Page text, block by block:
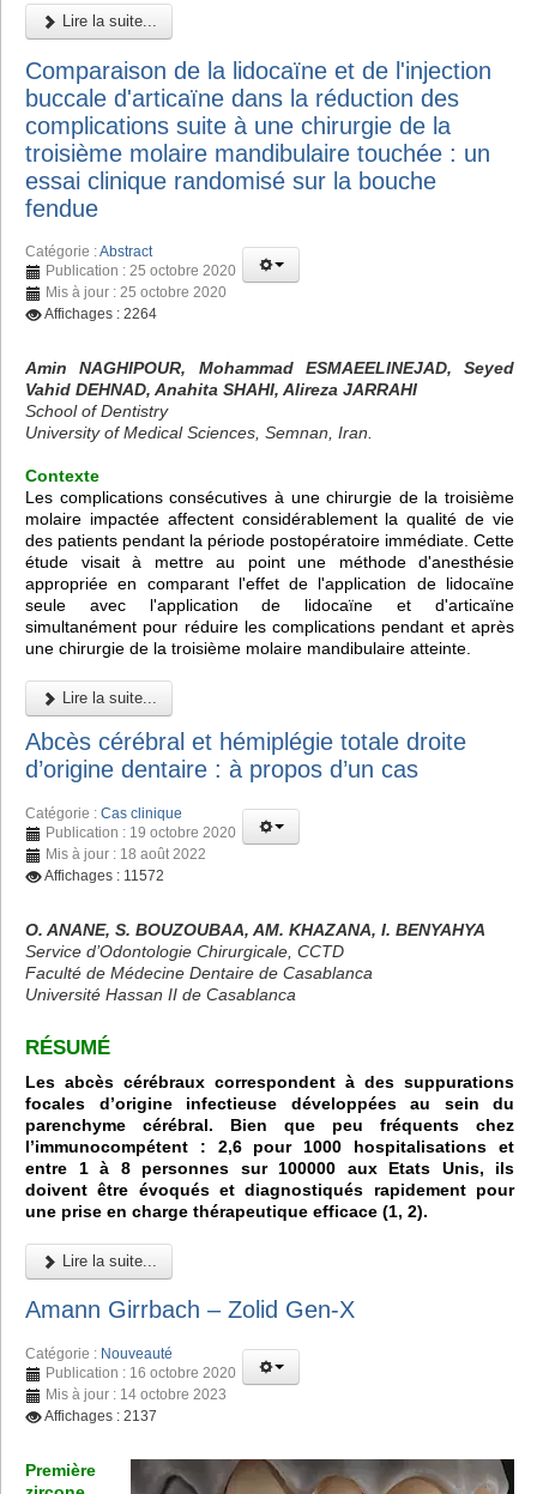
Lire la suite...
Comparaison de la lidocaïne et de l'injection
buccale d'articaïne dans la réduction des
complications suite à une chirurgie de la
troisième molaire mandibulaire touchée : un
essai clinique randomisé sur la bouche
fendue
Catégorie :Abstract
Publication : 25 octobre 2020
Mis à jour : 25 octobre 2020
Affichages : 2264
Amin NAGHIPOUR, Mohammad ESMAEELINEJAD, Seyed
Vahid DEHNAD, Anahita SHAHI, Alireza JARRAHI
School of Dentistry
University of Medical Sciences, Semnan, Iran.
Contexte
Les complications consécutives à une chirurgie de la troisième
molaire impactée affectent considérablement la qualité de vie
des patients pendant la période postopératoire immédiate. Cette
étude visait à mettre au point une méthode d'anesthésie
appropriée en comparant l'effet de l'application de lidocaïne
seule avec l'application de lidocaïne et d'articaïne
simultanément pour réduire les complications pendant et après
une chirurgie de la troisième molaire mandibulaire atteinte.
Lire la suite...
Abcès cérébral et hémiplégie totale droite
d’origine dentaire : à propos d’un cas
Catégorie : Cas clinique
Publication : 19 octobre 2020
Mis à jour : 18 août 2022
Affichages : 11572
O. ANANE, S. BOUZOUBAA, AM. KHAZANA, I. BENYAHYA
Service d’Odontologie Chirurgicale, CCTD
Faculté de Médecine Dentaire de Casablanca
Université Hassan II de Casablanca
RÉSUMÉ
Les abcès cérébraux correspondent à des suppurations
focales d’origine infectieuse développées au sein du
parenchyme cérébral. Bien que peu fréquents chez
l’immunocompétent : 2,6 pour 1000 hospitalisations et
entre 1 à 8 personnes sur 100000 aux Etats Unis, ils
doivent être évoqués et diagnostiqués rapidement pour
une prise en charge thérapeutique efficace (1, 2).
Lire la suite...
Amann Girrbach – Zolid Gen-X
Catégorie : Nouveauté
Publication : 16 octobre 2020
Mis à jour : 14 octobre 2023
Affichages : 2137
Première